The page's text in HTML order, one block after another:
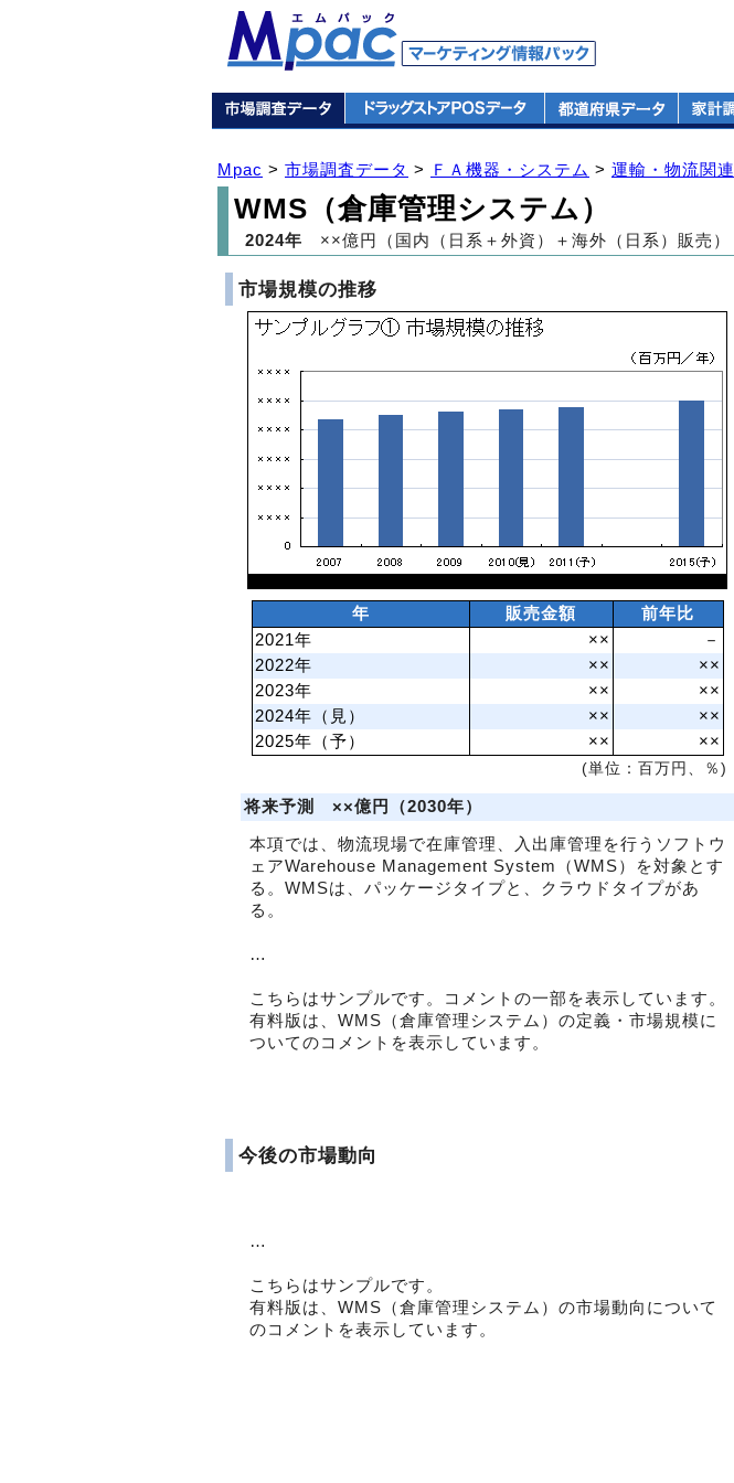
Mpac > 市場調査データ > ＦＡ機器・システム > 運輸・物流関連
WMS（倉庫管理システム）
2024年 ××億円（国内（日系＋外資）＋海外（日系）販売）
市場規模の推移
年 販売金額
前年比
2021年
××
－
2022年
××
××
2023年
××
××
2024年（見）
××
××
2025年（予）
××
××
(単位：百万円、％)
将来予測 ××億円（2030年）
本項では、物流現場で在庫管理、入出庫管理を行うソフトウ
ェアWarehouse Management System（WMS）を対象とす
る。WMSは、パッケージタイプと、クラウドタイプがあ
る。
…
こちらはサンプルです。コメントの一部を表示しています。
有料版は、WMS（倉庫管理システム）の定義・市場規模に
ついてのコメントを表示しています。
今後の市場動向
…
こちらはサンプルです。
有料版は、WMS（倉庫管理システム）の市場動向について
のコメントを表示しています。